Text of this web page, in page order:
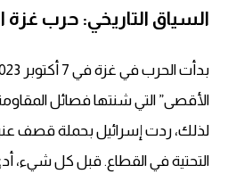
السياق التاريخي: حرب غزة
الأقصى” التي شنتها فصائل
لذلك، ردت إسرائيل بحملة قصف
التحتية في القطاع. قبل كل شيء،